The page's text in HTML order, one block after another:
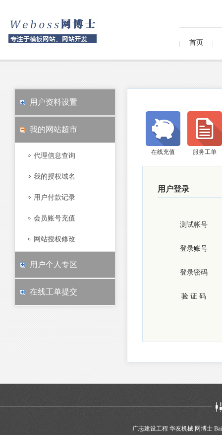
首页
用户资料设置
我的网站超市
代理信息查询
我的授权域名
用户付款记录
会员账号充值
网站授权修改
用户个人专区
在线工单提交
在线充值 服务工单
用户登录
测试帐号
登录账号
登录密码
验 证 码
广志建设工程 华友机械 网博士